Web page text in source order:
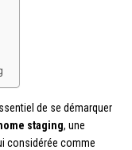
de se démarquer
home staging, une
considérée comme